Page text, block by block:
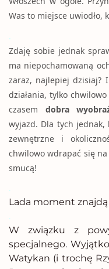
Was to miejsce uwiodło,
.
Zdaję sobie jednak
ma niepochamowaną
zaraz, najlepiej dzisiaj?
działania, tylko
czasem dobra
wyjazd. Dla tych jednak,
zewnętrzne i
chwilowo wdrapać się
smucą!
.
Lada moment
.
W związku z
specjalnego.
Watykan (i trochę